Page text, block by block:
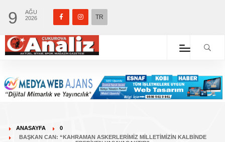
9
AĞU
2026
TR
ANASAYFA
0
BAŞKAN CAN: “KAHRAMAN ASKERLERIMIZ MILLETIMIZIN KALBINDE